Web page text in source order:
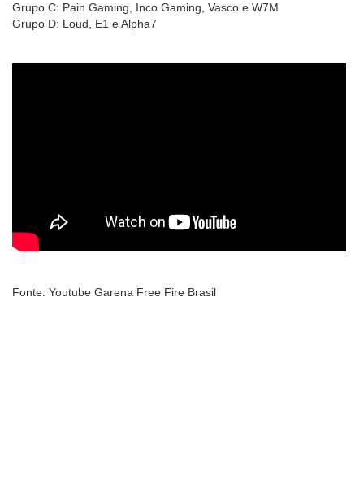
Grupo C: Pain Gaming, Inco Gaming, Vasco e W7M
Grupo D: Loud, E1 e Alpha7
Fonte: Youtube Garena Free Fire Brasil